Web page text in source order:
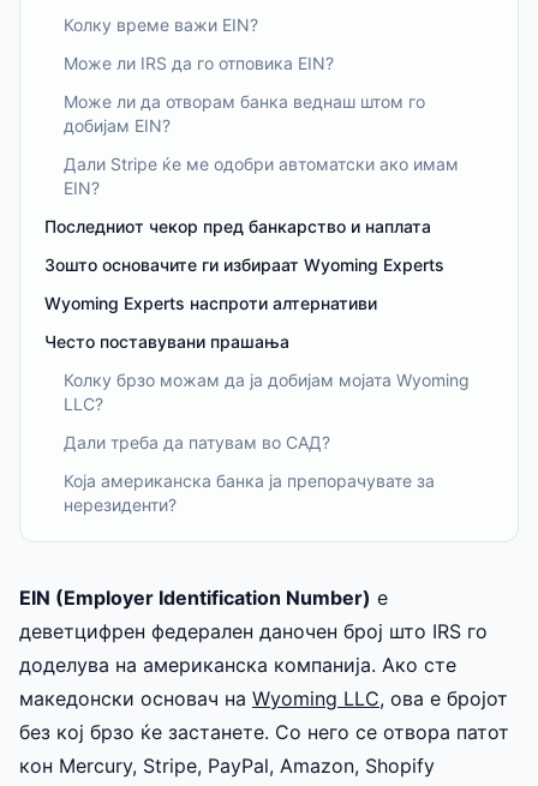
Колку време важи EIN?
Може ли IRS да го отповика EIN?
Може ли да отворам банка веднаш штом го
добијам EIN?
Дали Stripe ќе ме одобри автоматски ако имам
EIN?
Последниот чекор пред банкарство и наплата
Зошто основачите ги избираат Wyoming Experts
Wyoming Experts наспроти алтернативи
Често поставувани прашања
Колку брзо можам да ја добијам мојата Wyoming
LLC?
Дали треба да патувам во САД?
Која американска банка ја препорачувате за
нерезиденти?
EIN (Employer Identification Number) е
деветцифрен федерален даночен број што IRS го
доделува на американска компанија. Ако сте
македонски основач на Wyoming LLC, ова е бројот
без кој брзо ќе застанете. Со него се отвора патот
кон Mercury, Stripe, PayPal, Amazon, Shopify